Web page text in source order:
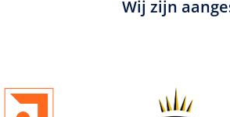
Wij zijn